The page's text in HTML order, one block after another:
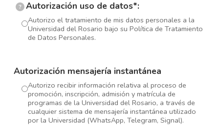
? Autorización uso de datos*:
Autorizo el tratamiento de mis datos personales a la
Universidad del Rosario bajo su Política de Tratamiento
de Datos Personales.
Autorización mensajería instantánea
Autorizo recibir información relativa al proceso de
promoción, inscripción, admisión y matrícula de
programas de la Universidad del Rosario, a través de
cualquier sistema de mensajería instantánea utilizado
por la Universidad (WhatsApp, Telegram, Signal).